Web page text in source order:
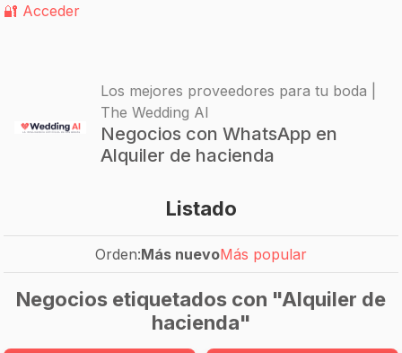
🔐 Acceder
Los mejores proveedores para tu boda |
The Wedding AI
Negocios con WhatsApp en
Alquiler de hacienda
Listado
Orden:Más nuevoMás popular
Negocios etiquetados con "Alquiler de
hacienda"